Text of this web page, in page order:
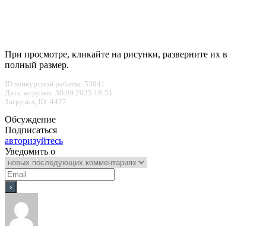
При просмотре, кликайте на рисунки, разверните их в
полный размер.
ID конкурсной работы: 53041
Дата загрузки: 30.09.2025 18:51
Загрузил, ID: 4477
Обсуждение
Подписаться
авторизуйтесь
Уведомить о